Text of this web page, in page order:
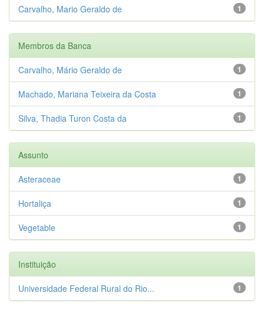
1
Carvalho, Mario Geraldo de
Membros da Banca
1
Carvalho, Mário Geraldo de
1
Machado, Mariana Teixeira da Costa
1
Silva, Thadia Turon Costa da
Assunto
1
Asteraceae
1
Hortaliça
1
Vegetable
Instituição
1
Universidade Federal Rural do Rio...